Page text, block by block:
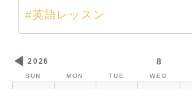
◀ 2026 8
SUN MON TUE WED
#英語レッスン